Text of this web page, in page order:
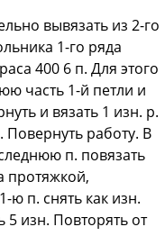
вывязать из 2-го
1-го ряда
400 6 п. Для этого
часть 1-й петли и
и вязать 1 изн. р.
работу. В
п. повязать
протяжкой,
ю п. снять как изн.
5 изн. Повторять от